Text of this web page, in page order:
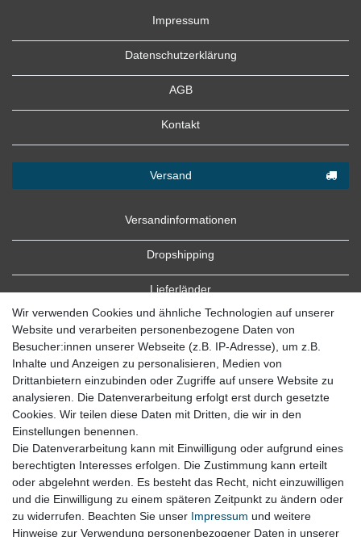
Impressum
Datenschutzerklärung
AGB
Kontakt
Versand
Versandinformationen
Dropshipping
Lieferländer
Zahlung
Zahlungsbedingungen
Wir verwenden Cookies und ähnliche Technologien auf unserer
Website und verarbeiten personenbezogene Daten von
Besucher:innen unserer Webseite (z.B. IP-Adresse), um z.B.
Inhalte und Anzeigen zu personalisieren, Medien von
Drittanbietern einzubinden oder Zugriffe auf unsere Website zu
analysieren. Die Datenverarbeitung erfolgt erst durch gesetzte
Cookies. Wir teilen diese Daten mit Dritten, die wir in den
Einstellungen benennen.
Die Datenverarbeitung kann mit Einwilligung oder aufgrund eines
berechtigten Interesses erfolgen. Die Zustimmung kann erteilt
oder abgelehnt werden. Es besteht das Recht, nicht einzuwilligen
und die Einwilligung zu einem späteren Zeitpunkt zu ändern oder
zu widerrufen. Beachten Sie unser Impressum und weitere
Hinweise zur Verwendung personenbezogener Daten in unserer